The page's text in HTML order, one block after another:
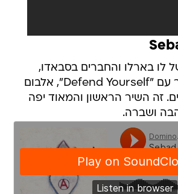
בארלו והחברים בסבאדו,
שיחזרו בספטמבר עם "Defend Yourself", אלבום
14 שנים. זה השיר הראשון והמאוד יפה
ושברה.